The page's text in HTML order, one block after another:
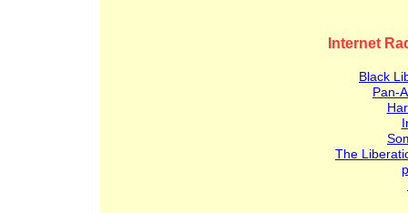
Internet
Black
Pan-
The